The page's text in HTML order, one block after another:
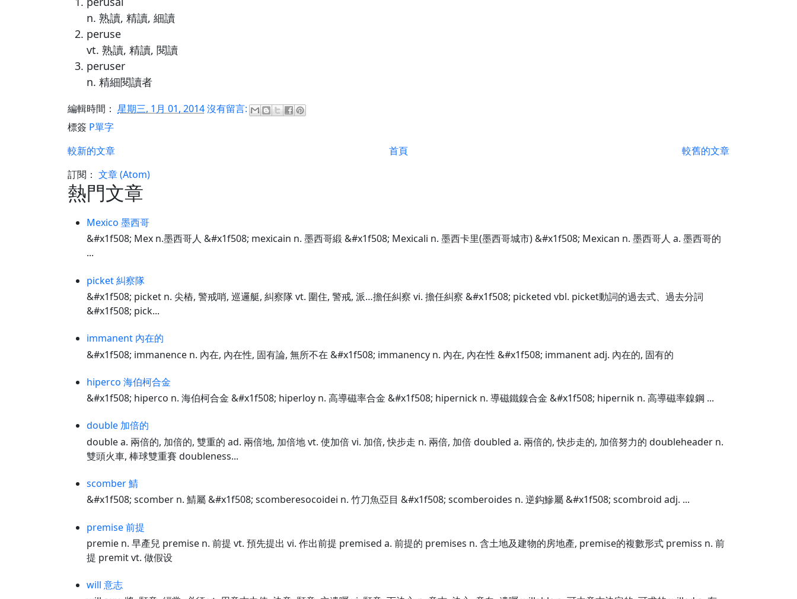
n. 熟讀, 精讀, 細讀
peruse
vt. 熟讀, 精讀, 閱讀
peruser
n. 精細閱讀者
編輯時間： 星期三, 1月 01, 2014沒有留言:
標簽 P單字
較新的文章
較舊的文章
首頁
訂閱： 文章 (Atom)
熱門文章
Mexico 墨西哥
&#x1f508; Mex n.墨西哥人 &#x1f508; mexicain n. 墨西哥緞 &#x1f508; Mexicali n. 墨西卡里(墨西哥城市) &#x1f508; Mexican n. 墨西哥人 a. 墨西哥的
...
picket 糾察隊
&#x1f508; picket n. 尖樁, 警戒哨, 巡邏艇, 糾察隊 vt. 圍住, 警戒, 派…擔任糾察 vi. 擔任糾察 &#x1f508; picketed vbl. picket動詞的過去式、過去分詞
&#x1f508; pick...
immanent 內在的
&#x1f508; immanence n. 內在, 內在性, 固有論, 無所不在 &#x1f508; immanency n. 內在, 內在性 &#x1f508; immanent adj. 內在的, 固有的
hiperco 海伯柯合金
&#x1f508; hiperco n. 海伯柯合金 &#x1f508; hiperloy n. 高導磁率合金 &#x1f508; hipernick n. 導磁鐵鎳合金 &#x1f508; hipernik n. 高導磁率鎳鋼 ...
double 加倍的
double a. 兩倍的, 加倍的, 雙重的 ad. 兩倍地, 加倍地 vt. 使加倍 vi. 加倍, 快步走 n. 兩倍, 加倍 doubled a. 兩倍的, 快步走的, 加倍努力的 doubleheader n.
雙頭火車, 棒球雙重賽 doubleness...
scomber 鯖
&#x1f508; scomber n. 鯖屬 &#x1f508; scomberesocoidei n. 竹刀魚亞目 &#x1f508; scomberoides n. 逆鈎鰺屬 &#x1f508; scombroid adj. ...
premise 前提
premie n. 早產兒 premise n. 前提 vt. 預先提出 vi. 作出前提 premised a. 前提的 premises n. 含土地及建物的房地產, premise的複數形式 premiss n. 前
提 premit vt. 做假设
will 意志